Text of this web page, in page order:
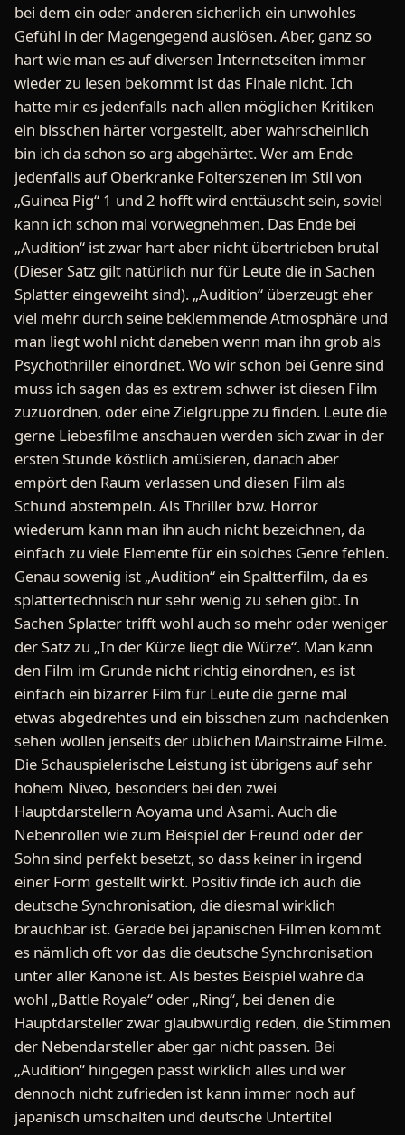
bei dem ein oder anderen sicherlich ein unwohles
Gefühl in der Magengegend auslösen. Aber, ganz so
hart wie man es auf diversen Internetseiten immer
wieder zu lesen bekommt ist das Finale nicht. Ich
hatte mir es jedenfalls nach allen möglichen Kritiken
ein bisschen härter vorgestellt, aber wahrscheinlich
bin ich da schon so arg abgehärtet. Wer am Ende
jedenfalls auf Oberkranke Folterszenen im Stil von
„Guinea Pig“ 1 und 2 hofft wird enttäuscht sein, soviel
kann ich schon mal vorwegnehmen. Das Ende bei
„Audition“ ist zwar hart aber nicht übertrieben brutal
(Dieser Satz gilt natürlich nur für Leute die in Sachen
Splatter eingeweiht sind). „Audition“ überzeugt eher
viel mehr durch seine beklemmende Atmosphäre und
man liegt wohl nicht daneben wenn man ihn grob als
Psychothriller einordnet. Wo wir schon bei Genre sind
muss ich sagen das es extrem schwer ist diesen Film
zuzuordnen, oder eine Zielgruppe zu finden. Leute die
gerne Liebesfilme anschauen werden sich zwar in der
ersten Stunde köstlich amüsieren, danach aber
empört den Raum verlassen und diesen Film als
Schund abstempeln. Als Thriller bzw. Horror
wiederum kann man ihn auch nicht bezeichnen, da
einfach zu viele Elemente für ein solches Genre fehlen.
Genau sowenig ist „Audition“ ein Spaltterfilm, da es
splattertechnisch nur sehr wenig zu sehen gibt. In
Sachen Splatter trifft wohl auch so mehr oder weniger
der Satz zu „In der Kürze liegt die Würze“. Man kann
den Film im Grunde nicht richtig einordnen, es ist
einfach ein bizarrer Film für Leute die gerne mal
etwas abgedrehtes und ein bisschen zum nachdenken
sehen wollen jenseits der üblichen Mainstraime Filme.
Die Schauspielerische Leistung ist übrigens auf sehr
hohem Niveo, besonders bei den zwei
Hauptdarstellern Aoyama und Asami. Auch die
Nebenrollen wie zum Beispiel der Freund oder der
Sohn sind perfekt besetzt, so dass keiner in irgend
einer Form gestellt wirkt. Positiv finde ich auch die
deutsche Synchronisation, die diesmal wirklich
brauchbar ist. Gerade bei japanischen Filmen kommt
es nämlich oft vor das die deutsche Synchronisation
unter aller Kanone ist. Als bestes Beispiel währe da
wohl „Battle Royale“ oder „Ring“, bei denen die
Hauptdarsteller zwar glaubwürdig reden, die Stimmen
der Nebendarsteller aber gar nicht passen. Bei
„Audition“ hingegen passt wirklich alles und wer
dennoch nicht zufrieden ist kann immer noch auf
japanisch umschalten und deutsche Untertitel